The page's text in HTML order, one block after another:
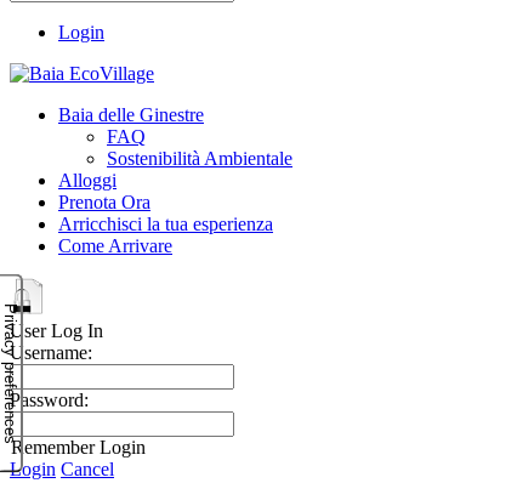
Login
Baia delle Ginestre
FAQ
Sostenibilità Ambientale
Alloggi
Prenota Ora
Arricchisci la tua esperienza
Come Arrivare
User Log In
Username:
Password:
Remember Login
Login Cancel